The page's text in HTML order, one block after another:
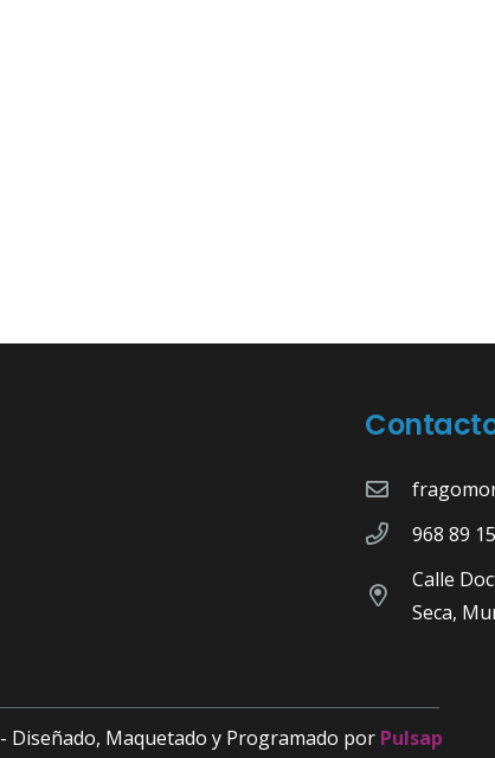
968 89
Calle
Seca,
- Diseñado, Maquetado y Programado por Pulsap